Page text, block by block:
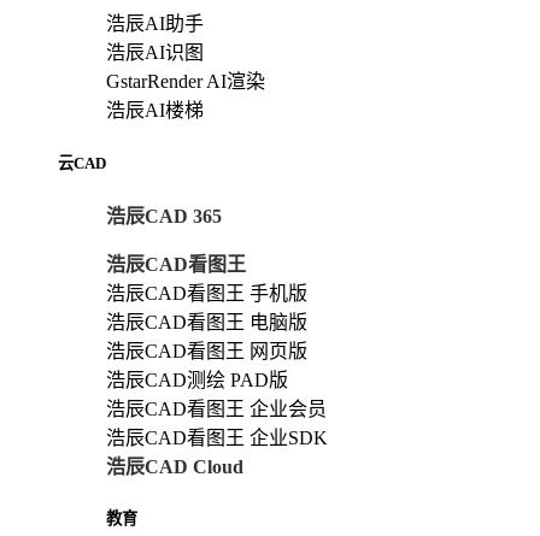
浩辰AI助手
浩辰AI识图
GstarRender AI渲染
浩辰AI楼梯
云CAD
浩辰CAD 365
浩辰CAD看图王
浩辰CAD看图王 手机版
浩辰CAD看图王 电脑版
浩辰CAD看图王 网页版
浩辰CAD测绘 PAD版
浩辰CAD看图王 企业会员
浩辰CAD看图王 企业SDK
浩辰CAD Cloud
教育